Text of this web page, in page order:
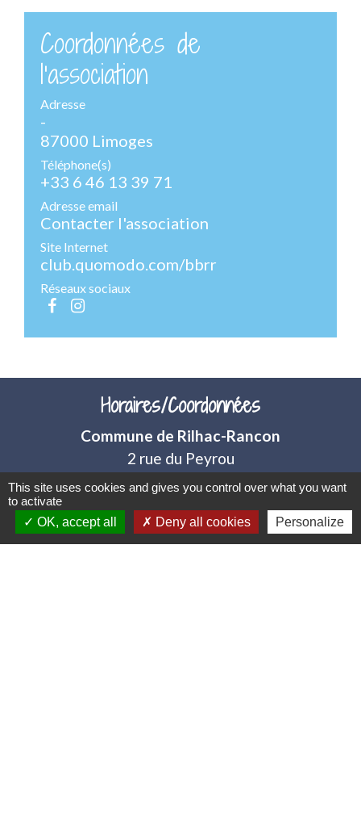
Coordonnées de
l'association
Adresse
-
87000 Limoges
Téléphone(s)
+33 6 46 13 39 71
Adresse email
Contacter l'association
Site Internet
club.quomodo.com/bbrr
Réseaux sociaux
Horaires/Coordonnées
Commune de Rilhac-Rancon
2 rue du Peyrou
87570 Rilhac-Rancon - FRANCE
Contact par formulaire
This site uses cookies and gives you control over what you want
to activate
OK, accept all
Deny all cookies Personalize